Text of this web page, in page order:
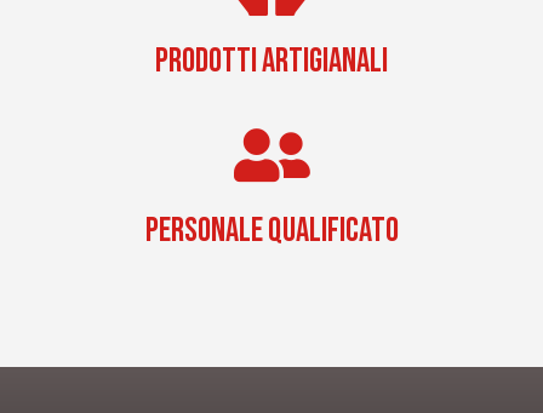
PRODOTTI ARTIGIANALI
PERSONALE QUALIFICATO